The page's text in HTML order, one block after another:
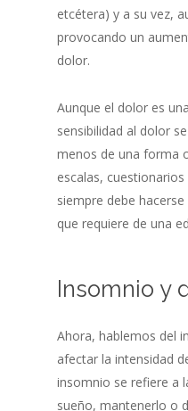
etcétera) y a su vez,
provocando un
dolor.
Aunque el dolor es
sensibilidad al dolor
menos de una forma
escalas,
siempre debe
que requiere de una
Insomnio y
Ahora, hablemos del
afectar la intensidad
insomnio se refiere a
sueño, mantenerlo o